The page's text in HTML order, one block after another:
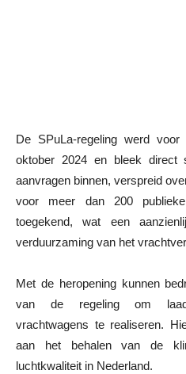
De SPuLa-regeling werd
oktober 2024 en bleek direct
aanvragen binnen, verspreid
voor meer dan 200 publieke
toegekend, wat een
verduurzaming van het
Met de heropening kunnen
van de regeling om
vrachtwagens te realiseren.
aan het behalen van de
luchtkwaliteit in Nederland.